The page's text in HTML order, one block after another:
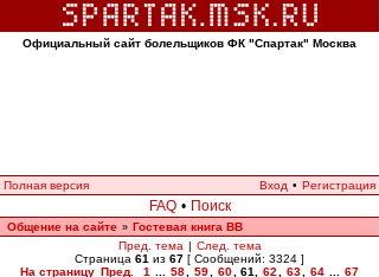
Официальный сайт болельщиков ФК "Спартак" Москва
Полная версия Вход • Регистрация
FAQ • Поиск
Общение на сайте » Гостевая книга ВВ
Пред. тема | След. тема
Страница 61 из 67 [ Сообщений: 3324 ]
На страницу Пред. 1 58 59 60 61 62 63 64
67